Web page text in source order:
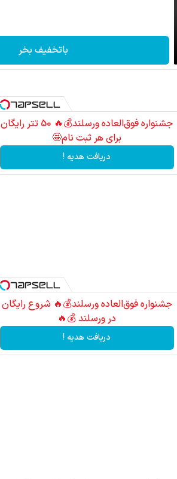
باتخفیف بخر
جشنواره فوق‌العاده ورسلند💰🔥 50 تتر رایگان
برای هر ثبت نام🤩
دریافت هدیه !
جشنواره فوق‌العاده ورسلند💰🔥 شروع رایگان
در ورسلند 💰🔥
دریافت هدیه !